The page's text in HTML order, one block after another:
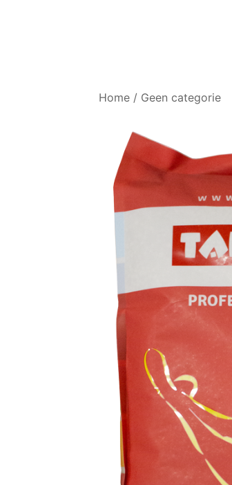
Home / Geen categorie